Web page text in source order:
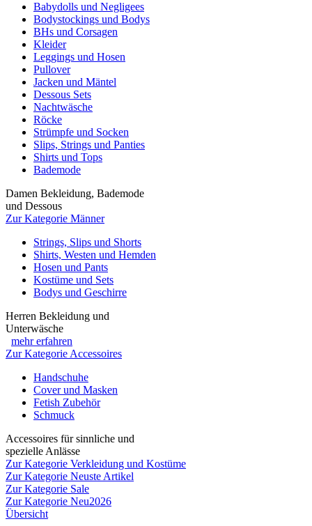
Babydolls und Negligees
Bodystockings und Bodys
BHs und Corsagen
Kleider
Leggings und Hosen
Pullover
Jacken und Mäntel
Dessous Sets
Nachtwäsche
Röcke
Strümpfe und Socken
Slips, Strings und Panties
Shirts und Tops
Bademode
Damen Bekleidung, Bademode
und Dessous
Zur Kategorie Männer
Strings, Slips und Shorts
Shirts, Westen und Hemden
Hosen und Pants
Kostüme und Sets
Bodys und Geschirre
Herren Bekleidung und
Unterwäsche
mehr erfahren
Zur Kategorie Accessoires
Handschuhe
Cover und Masken
Fetish Zubehör
Schmuck
Accessoires für sinnliche und
spezielle Anlässe
Zur Kategorie Verkleidung und Kostüme
Zur Kategorie Neuste Artikel
Zur Kategorie Sale
Zur Kategorie Neu2026
Übersicht